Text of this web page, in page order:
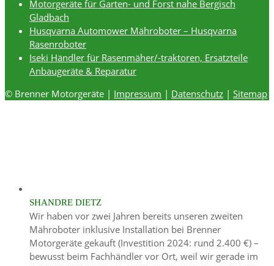
Motorgeräte für Garten- und Forst nahe Bergisch
Gladbach
Husqvarna Automower Mähroboter – Husqvarna
Rasenroboter
Iseki Händler für Rasenmäher/-traktoren, Ersatzteile
Anbaugeräte & Reparatur
© Brenner Motorgeräte | Impressum | Datenschutz | Sitemap
SHANDRE DIETZ
Wir haben vor zwei Jahren bereits unseren zweiten
Mähroboter inklusive Installation bei Brenner
Motorgeräte gekauft (Investition 2024: rund 2.400 €) –
bewusst beim Fachhändler vor Ort, weil wir gerade im